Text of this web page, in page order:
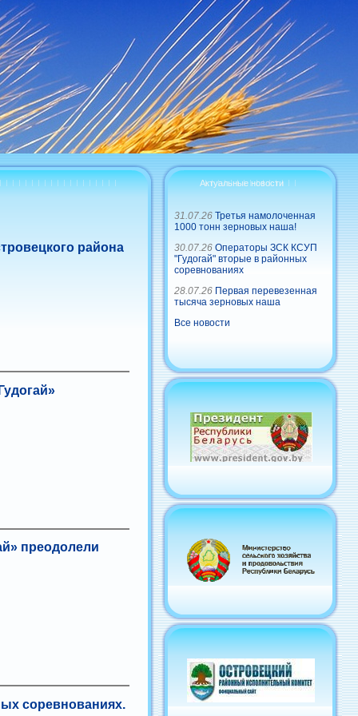
района
преодолели
соревнованиях.
Актуальные новости
31.07.26 Третья намолоченная
1000 тонн зерновых наша!
30.07.26 Операторы ЗСК КСУП
"Гудогай" вторые в районных
соревнованиях
28.07.26 Первая перевезенная
тысяча зерновых наша
Все новости